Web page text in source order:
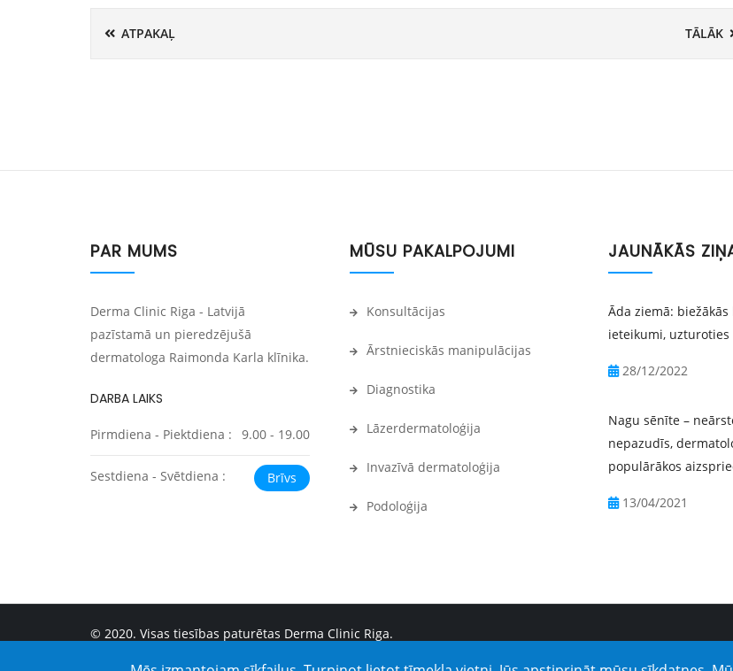
ATPAKAĻ TĀLĀK
PAR MUMS
Derma Clinic Riga - Latvijā
pazīstamā un pieredzējušā
dermatologa Raimonda Karla klīnika.
DARBA LAIKS
Pirmdiena - Piektdiena : 9.00 - 19.00
Sestdiena - Svētdiena : Brīvs
MŪSU PAKALPOJUMI
Konsultācijas
Ārstnieciskās manipulācijas
Diagnostika
Lāzerdermatoloģija
Invazīvā dermatoloģija
Podoloģija
JAUNĀKĀS
Āda ziemā:
ieteikumi, uzturoties
28/12/2022
Nagu sēnīte –
nepazudīs,
populārākos
13/04/2021
© 2020. Visas tiesības paturētas Derma Clinic Riga.